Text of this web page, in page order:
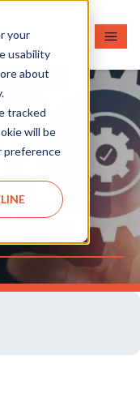
your
usability
about
tracked
will be
preference
du